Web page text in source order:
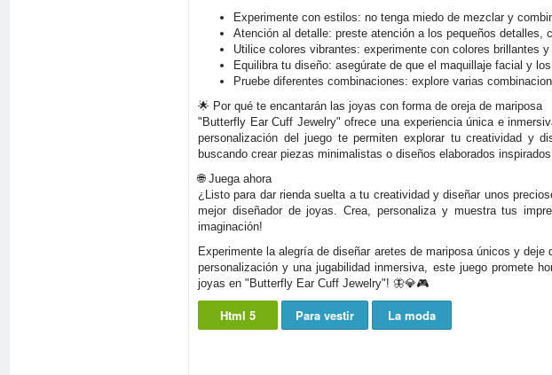
Experimente con estilos: no tenga miedo de mezclar y
Atención al detalle: preste atención a los pequeños detalles,
Utilice colores vibrantes: experimente con colores brillantes
Equilibra tu diseño: asegúrate de que el maquillaje facial y
Pruebe diferentes combinaciones: explore varias
🌟 Por qué te encantarán las joyas con forma de oreja de mariposa
"Butterfly Ear Cuff Jewelry" ofrece una experiencia única e
personalización del juego te permiten explorar tu creatividad y
buscando crear piezas minimalistas o diseños elaborados
🌐 Juega ahora
¿Listo para dar rienda suelta a tu creatividad y diseñar unos
mejor diseñador de joyas. Crea, personaliza y muestra tus
imaginación!
Experimente la alegría de diseñar aretes de mariposa únicos y
personalización y una jugabilidad inmersiva, este juego promete
joyas en "Butterfly Ear Cuff Jewelry"! 🦋💎🎮
Html 5 Para vestir La moda